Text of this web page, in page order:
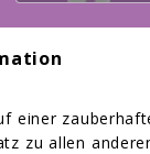
einer
zu allen